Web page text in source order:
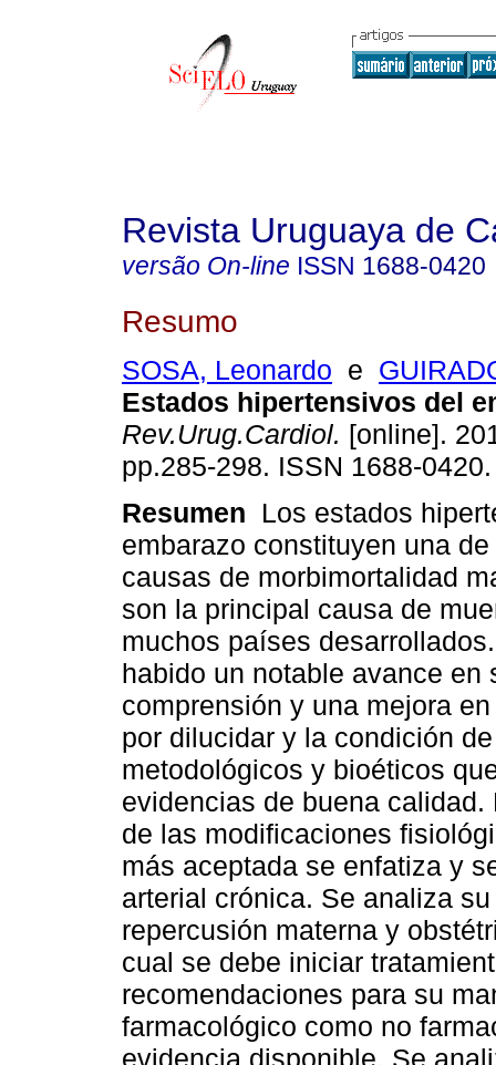
Revista Uruguaya de
versão On-line ISSN 1688-0420
Resumo
SOSA, Leonardo e
Estados hipertensivos del
Rev.Urug.Cardiol. [online].
pp.285-298. ISSN 1688-0420.
Resumen
Los estados
embarazo constituyen una
causas de morbimortalidad
son la principal causa de
muchos países
habido un notable avance en
comprensión y una mejora
por dilucidar y la condición
metodológicos y bioéticos
evidencias de buena
de las modificaciones
más aceptada se enfatiza y
arterial crónica. Se analiza
repercusión materna y
cual se debe iniciar
recomendaciones para su
farmacológico como no
evidencia disponible. Se